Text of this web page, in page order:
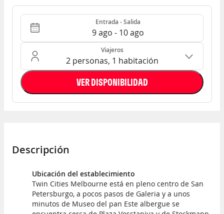
Entrada - Salida Entrada - Salida
9 ago - 10 ago
Ocupación: 2 personas, 1 habitación
Viajeros
2 personas, 1 habitación
VER DISPONIBILIDAD
Descripción
Ubicación del establecimiento
Twin Cities Melbourne está en pleno centro de San
Petersburgo, a pocos pasos de Galeria y a unos
minutos de Museo del pan Este albergue se